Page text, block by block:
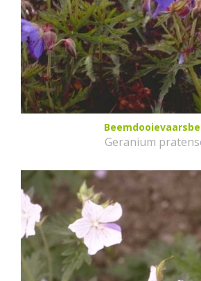
Geranium